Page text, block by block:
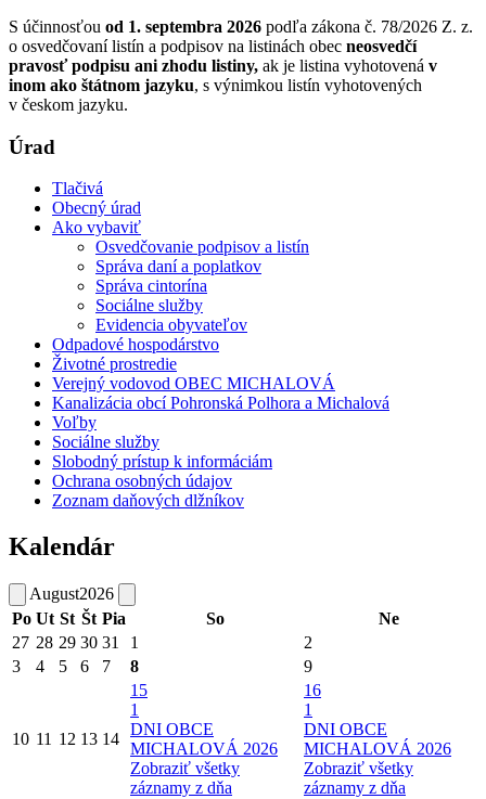
S účinnosťou od 1. septembra 2026 podľa zákona č. 78/2026 Z. z.
o osvedčovaní listín a podpisov na listinách obec neosvedčí
pravosť podpisu ani zhodu listiny, ak je listina vyhotovená v
inom ako štátnom jazyku, s výnimkou listín vyhotovených
v českom jazyku.
Úrad
Tlačivá
Obecný úrad
Ako vybaviť
Osvedčovanie podpisov a listín
Správa daní a poplatkov
Správa cintorína
Sociálne služby
Evidencia obyvateľov
Odpadové hospodárstvo
Životné prostredie
Verejný vodovod OBEC MICHALOVÁ
Kanalizácia obcí Pohronská Polhora a Michalová
Voľby
Sociálne služby
Slobodný prístup k informáciám
Ochrana osobných údajov
Zoznam daňových dlžníkov
Kalendár
August2026
Po Ut St Št Pia So
Ne
27 28 29 30 31 1
2
3
4 5 6 7 8 9
10 11 12 13 14
15
1
DNI OBCE
MICHALOVÁ 2026
Zobraziť všetky
záznamy z dňa
16
1
DNI OBCE
MICHALOVÁ 2026
Zobraziť všetky
záznamy z dňa